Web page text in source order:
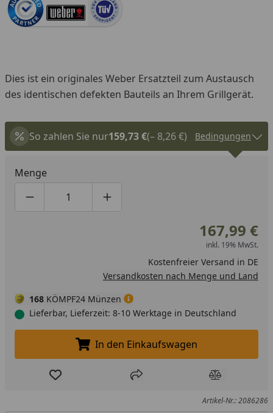
Dies ist ein originales Weber Ersatzteil zum Austausch
des identischen defekten Bauteils an Ihrem Grillgerät.
So zahlen Sie nur159,73 €(– 8,26 €) Bedingungen
Menge
Produktmenge um eins verringern
Produktmenge manuell eingeben
Produktmenge um eins erhöhen
167,99 €
inkl. 19% MwSt.
Kostenfreier Versand in DE
Versandkosten nach Menge und Land
168 KÖMPF24 Münzen
Lieferbar, Lieferzeit: 8-10 Werktage in Deutschland
In den Einkaufswagen legen
In den Einkaufswagen
Produkt zur Wunschliste hinzufügen
Teilen Produkt
Artikel-Nr.: 2086286